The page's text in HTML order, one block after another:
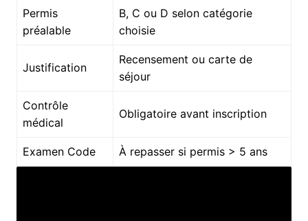
Permis
préalable
B, C ou D selon catégorie
choisie
Justification
Recensement ou carte de
séjour
Contrôle
médical
Obligatoire avant inscription
Examen Code À repasser si permis > 5 ans